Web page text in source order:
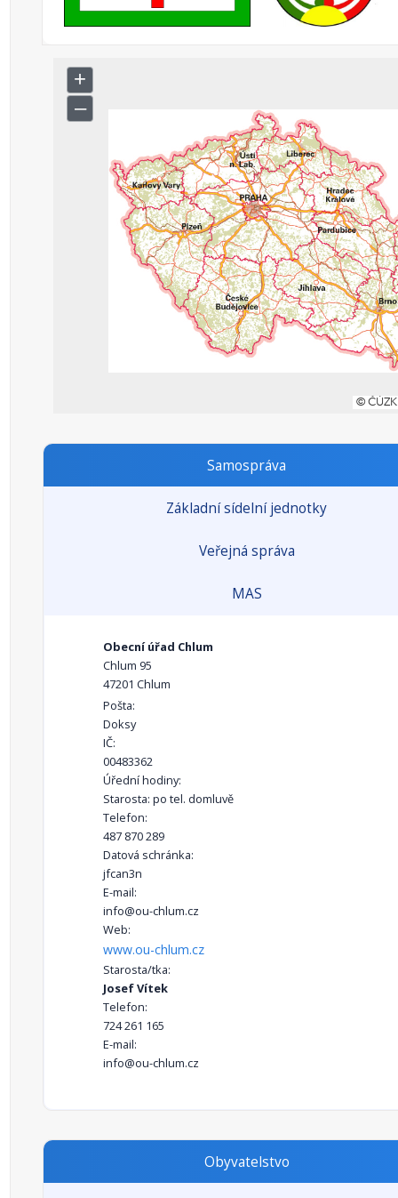
Samospráva
Základní sídelní jednotky
Veřejná správa
MAS
Obecní úřad Chlum
Chlum 95
47201 Chlum
Pošta:
Doksy
IČ:
00483362
Úřední hodiny:
Starosta: po tel. domluvě
Telefon:
487 870 289
Datová schránka:
jfcan3n
E-mail:
info@ou-chlum.cz
Web:
www.ou-chlum.cz
Starosta/tka:
Josef Vítek
Telefon:
724 261 165
E-mail:
info@ou-chlum.cz
Obyvatelstvo